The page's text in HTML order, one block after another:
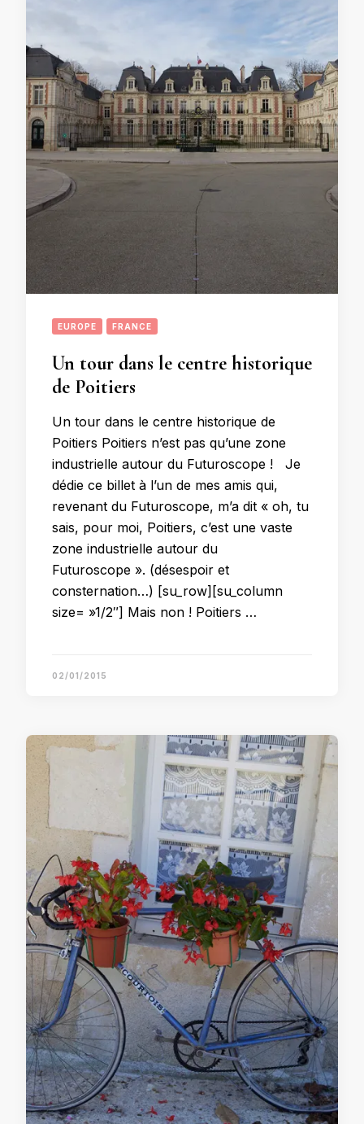
EUROPE FRANCE
Un tour dans le centre historique
de Poitiers
Un tour dans le centre historique de
Poitiers Poitiers n’est pas qu’une zone
industrielle autour du Futuroscope ! Je
dédie ce billet à l’un de mes amis qui,
revenant du Futuroscope, m’a dit « oh, tu
sais, pour moi, Poitiers, c’est une vaste
zone industrielle autour du
Futuroscope ». (désespoir et
consternation…) [su_row][su_column
size= »1/2″] Mais non ! Poitiers …
02/01/2015